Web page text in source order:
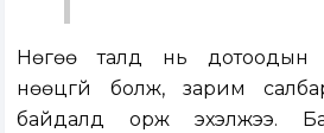
Нөгөө талд нь дотоодын
нөөцгүй болж, зарим
байдалд орж эхэлжээ.